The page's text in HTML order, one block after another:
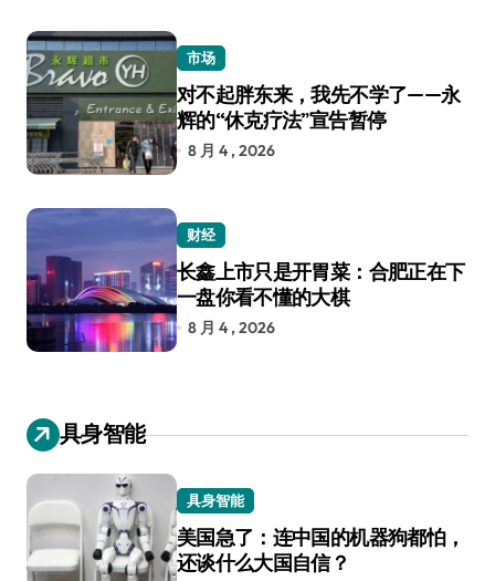
市场
对不起胖东来，我先不学了——永
辉的“休克疗法”宣告暂停
8 月 4 , 2026
财经
长鑫上市只是开胃菜：合肥正在下
一盘你看不懂的大棋
8 月 4 , 2026
具身智能
具身智能
美国急了：连中国的机器狗都怕，
还谈什么大国自信？